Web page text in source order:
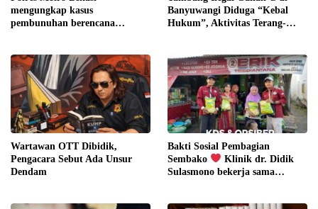
mengungkap kasus
pembunuhan berencana
yang terjadi di Tambun
Selatan, Bekasi.
Banyuwangi Diduga “Kebal
Hukum”, Aktivitas Terang-
Wartawan OTT Dibidik,
Pengacara Sebut Ada Unsur
Dendam
Bakti Sosial Pembagian
Sembako
Klinik dr. Didik
Sulasmono bekerja sama